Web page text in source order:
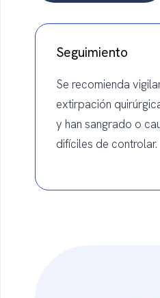
Seguimiento
Se recomienda
extirpación
y han sangrado o
difíciles de controlar.